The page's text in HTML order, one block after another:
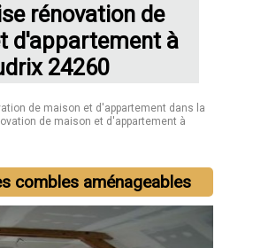
rénovation de
d'appartement à
24260
de maison et d'appartement dans la
de maison et d'appartement à
combles aménageables